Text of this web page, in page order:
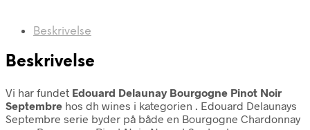
Beskrivelse
Beskrivelse
Vi har fundet Edouard Delaunay Bourgogne Pinot Noir
Septembre hos dh wines i kategorien . Edouard Delaunays
Septembre serie byder på både en Bourgogne Chardonnay